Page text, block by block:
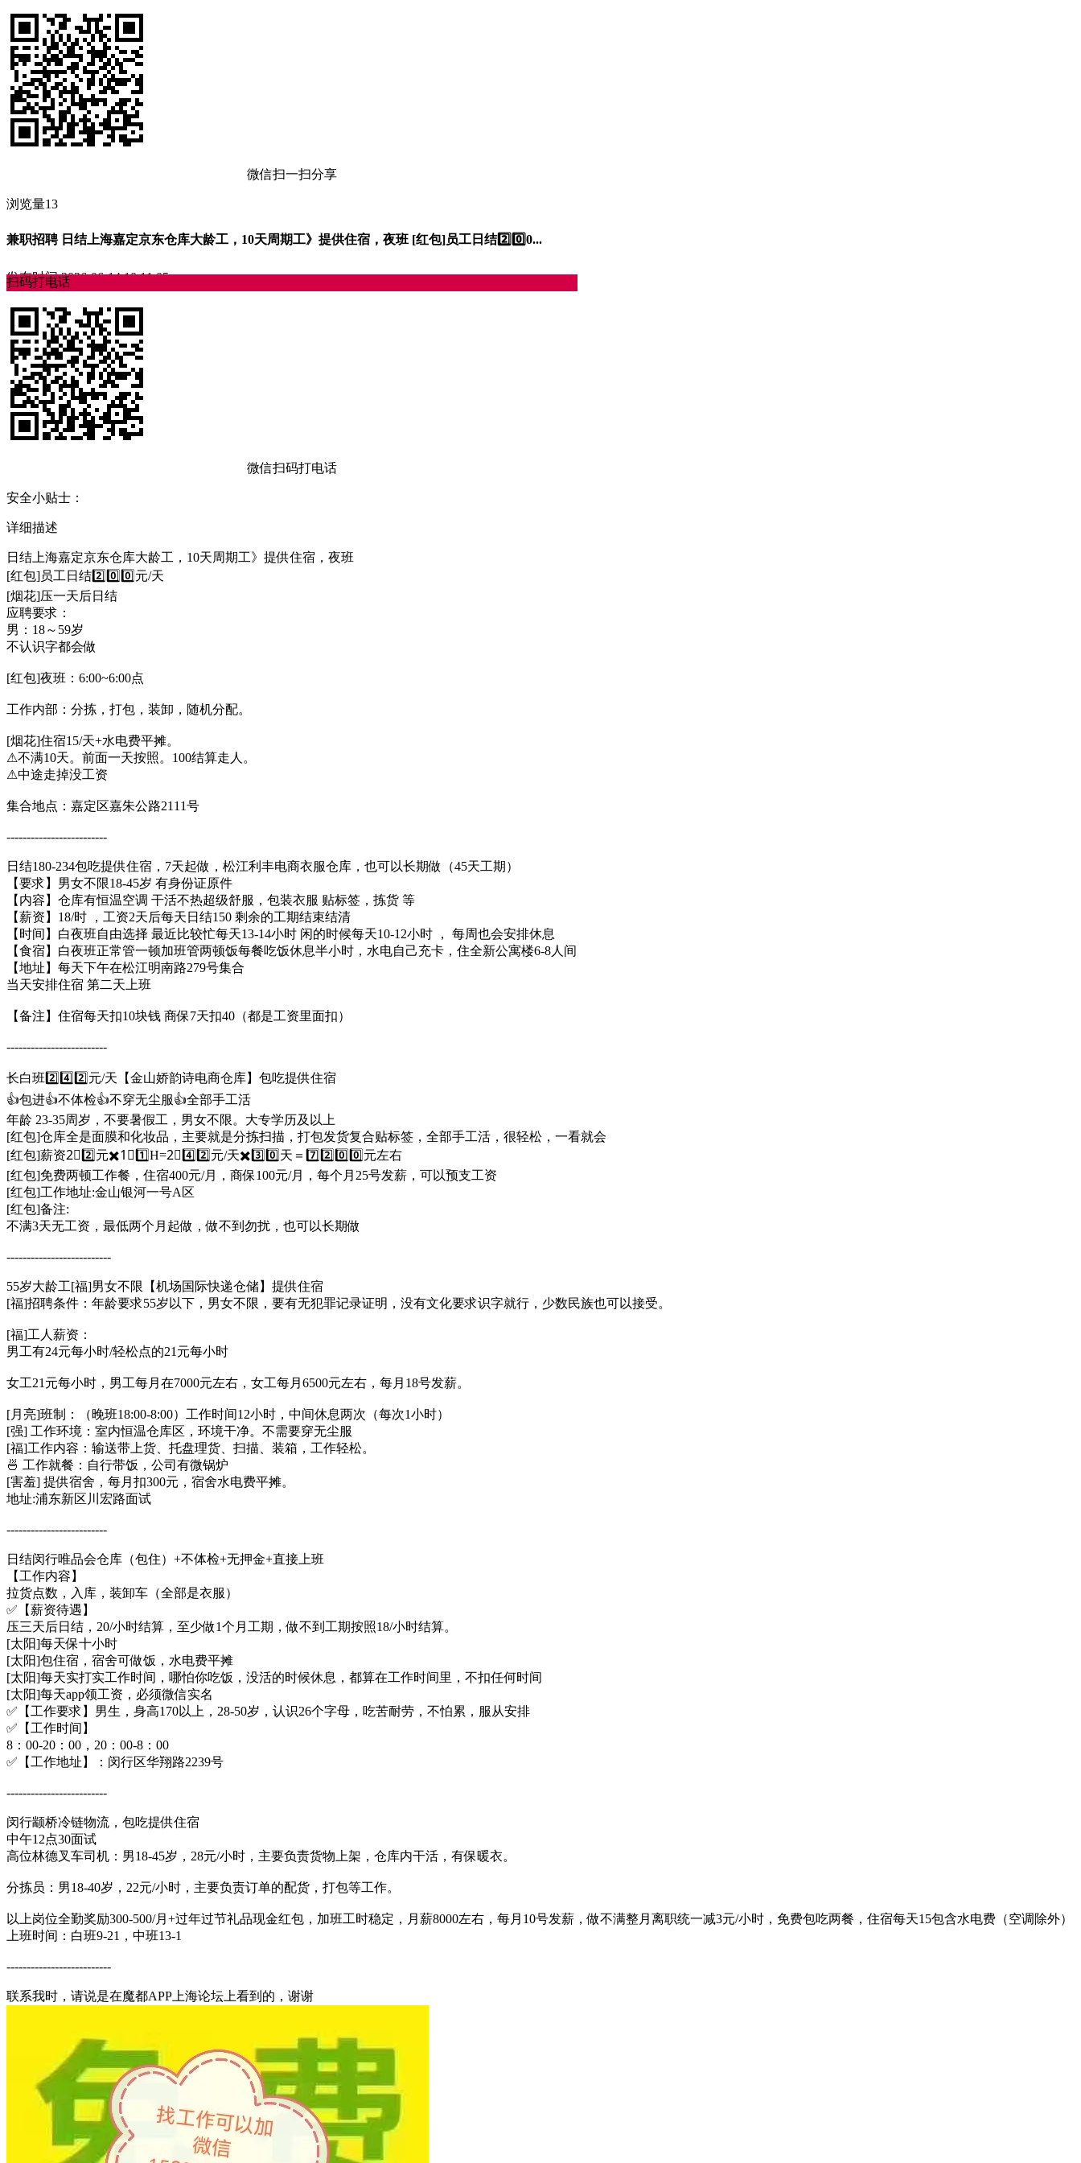
微信扫一扫分享
浏览量13
兼职招聘 日结上海嘉定京东仓库大龄工，10天周期工》提供住宿，夜班 [红包]员工日结2️⃣0️⃣0...
发布时间2026-06-14 10:11:05
扫码打电话
微信扫码打电话
安全小贴士：
详细描述
日结上海嘉定京东仓库大龄工，10天周期工》提供住宿，夜班
[红包]员工日结2️⃣0️⃣0️⃣元/天
[烟花]压一天后日结
应聘要求：
男：18～59岁
不认识字都会做
[红包]夜班：6:00~6:00点
工作内部：分拣，打包，装卸，随机分配。
[烟花]住宿15/天+水电费平摊。
⚠不满10天。前面一天按照。100结算走人。
⚠中途走掉没工资
集合地点：嘉定区嘉朱公路2111号
​​​-------------------------​
日结180-234包吃提供住宿，7天起做，松江利丰电商衣服仓库，也可以长期做（45天工期）
【要求】男女不限18-45岁 有身份证原件
【内容】仓库有恒温空调 干活不热超级舒服，包装衣服 贴标签，拣货 等
【薪资】18/时 ，工资2天后每天日结150 剩余的工期结束结清
【时间】白夜班自由选择 最近比较忙每天13-14小时 闲的时候每天10-12小时 ， 每周也会安排休息
【食宿】白夜班正常管一顿加班管两顿饭每餐吃饭休息半小时，水电自己充卡，住全新公寓楼6-8人间
【地址】每天下午在松江明南路279号集合
当天安排住宿 第二天上班
【备注】住宿每天扣10块钱 商保7天扣40（都是工资里面扣）
​​​-------------------------
​长白班2️⃣4️⃣2️⃣元/天【金山娇韵诗电商仓库】包吃提供住宿
👍包进👍不体检👍不穿无尘服👍全部手工活
年龄 23-35周岁，不要暑假工，男女不限。大专学历及以上
[红包]仓库全是面膜和化妆品，主要就是分拣扫描，打包发货复合贴标签，全部手工活，很轻松，一看就会
[红包]薪资2⃣️2️⃣元✖️1⃣️1️⃣H=2⃣️4️⃣2️⃣元/天✖️3️⃣0️⃣天＝7️⃣2️⃣0️⃣0️⃣元左右
[红包]免费两顿工作餐，住宿400元/月，商保100元/月，每个月25号发薪，可以预支工资
[红包]工作地址:金山银河一号A区
[红包]备注:
不满3天无工资，最低两个月起做，做不到勿扰，也可以长期做
​​​​​​​​​​​--------------------------
​55岁大龄工[福]男女不限【机场国际快递仓储】提供住宿
[福]招聘条件：年龄要求55岁以下，男女不限，要有无犯罪记录证明，没有文化要求识字就行，少数民族也可以接受。
[福]工人薪资：
男工有24元每小时/轻松点的21元每小时
女工21元每小时，男工每月在7000元左右，女工每月6500元左右，每月18号发薪。
[月亮]班制：（晚班18:00-8:00）工作时间12小时，中间休息两次（每次1小时）
[强] 工作环境：室内恒温仓库区，环境干净。不需要穿无尘服
[福]工作内容：输送带上货、托盘理货、扫描、装箱，工作轻松。
🍜 工作就餐：自行带饭，公司有微锅炉
[害羞] 提供宿舍，每月扣300元，宿舍水电费平摊。
​地址:浦东新区川宏路面试
​​-------------------------​
​日结闵行唯品会仓库（包住）+不体检+无押金+直接上班
【工作内容】
拉货点数，入库，装卸车（全部是衣服）
✅【薪资待遇】
压三天后日结，20/小时结算，至少做1个月工期，做不到工期按照18/小时结算。
[太阳]每天保十小时
[太阳]包住宿，宿舍可做饭，水电费平摊
[太阳]每天实打实工作时间，哪怕你吃饭，没活的时候休息，都算在工作时间里，不扣任何时间
[太阳]每天app领工资，必须微信实名
✅【工作要求】男生，身高170以上，28-50岁，认识26个字母，吃苦耐劳，不怕累，服从安排
✅【工作时间】
8：00-20：00，20：00-8：00
✅【工作地址】：闵行区华翔路2239号​
​​-------------------------
闵行颛桥冷链物流，包吃提供住宿
中午12点30面试
高位林德叉车司机：男18-45岁，28元/小时，主要负责货物上架，仓库内干活，有保暖衣。
分拣员：男18-40岁，22元/小时，主要负责订单的配货，打包等工作。
以上岗位全勤奖励300-500/月+过年过节礼品现金红包，加班工时稳定，月薪8000左右，每月10号发薪，做不满整月离职统一减3元/小时，免费包吃两餐，住宿每天15包含水电费（空调除外）
上班时间：白班9-21，中班13-1
​​​​​​​​​​​--------------------------
联系我时，请说是在魔都APP上海论坛上看到的，谢谢